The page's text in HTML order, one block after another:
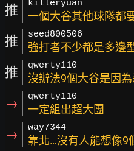
推 killeryuan
一個大谷其他球隊都
推 seed800506
強打者不少都是多邊
推 qwerty110
沒辦法9個大谷是因
→ qwerty110
一定組出超大團
→ way7344
靠北…沒有人能想像9